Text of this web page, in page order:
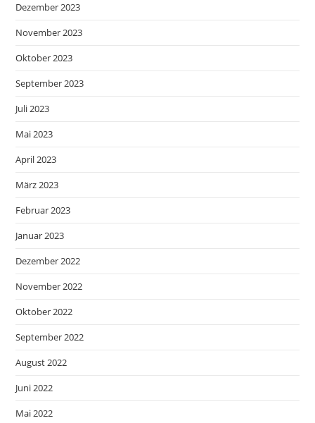
Dezember 2023
November 2023
Oktober 2023
September 2023
Juli 2023
Mai 2023
April 2023
März 2023
Februar 2023
Januar 2023
Dezember 2022
November 2022
Oktober 2022
September 2022
August 2022
Juni 2022
Mai 2022